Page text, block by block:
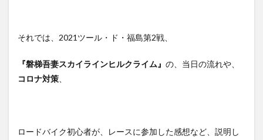
それでは、 2021ツール・ド・福島第2戦
『磐梯吾妻スカイラインヒルクライム』 の、当日の流れや、
コロナ対策
ロードバイク初心者が、レースに参加した感想など、説明し